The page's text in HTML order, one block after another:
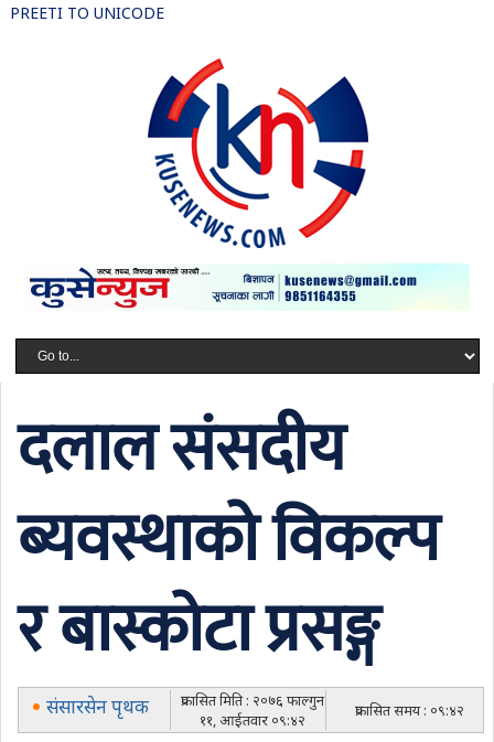
PREETI TO UNICODE
दलाल संसदीय
ब्यवस्थाको विकल्प
र बास्कोटा प्रसङ्ग
संसारसेन पृथक
प्रकासित मिति : २०७६ फाल्गुन
११, आईतवार ०९:४२
प्रकासित समय : ०९:४२